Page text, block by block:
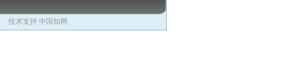
技术支持 中国知网